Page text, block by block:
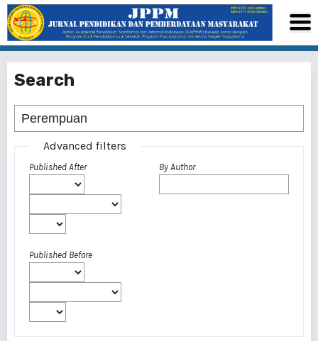
Search
Advanced filters
Published After
Published Before
By Author